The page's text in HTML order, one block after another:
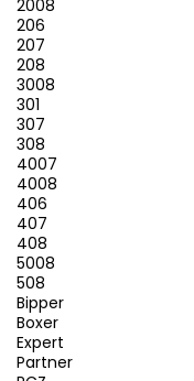
2008
206
207
208
3008
301
307
308
4007
4008
406
407
408
5008
508
Bipper
Boxer
Expert
Partner